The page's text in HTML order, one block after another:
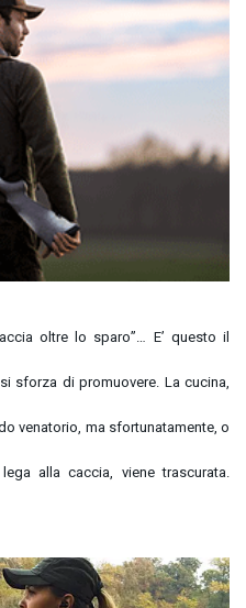
oltre lo sparo”… E’ questo il
sforza di promuovere. La cucina,
venatorio, ma sfortunatamente, o
alla caccia, viene trascurata.